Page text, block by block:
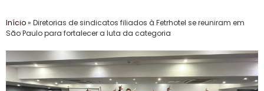
Início» Diretorias de sindicatos filiados à Fetrhotel se reuniram em
São Paulo para fortalecer a luta da categoria